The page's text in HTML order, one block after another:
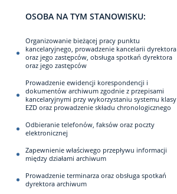
OSOBA NA TYM STANOWISKU:
Organizowanie bieżącej pracy punktu
kancelaryjnego, prowadzenie kancelarii dyrektora
oraz jego zastępców, obsługa spotkań dyrektora
oraz jego zastępców
Prowadzenie ewidencji korespondencji i
dokumentów archiwum zgodnie z przepisami
kancelaryjnymi przy wykorzystaniu systemu klasy
EZD oraz prowadzenie składu chronologicznego
Odbieranie telefonów, faksów oraz poczty
elektronicznej
Zapewnienie właściwego przepływu informacji
między działami archiwum
Prowadzenie terminarza oraz obsługa spotkań
dyrektora archiwum